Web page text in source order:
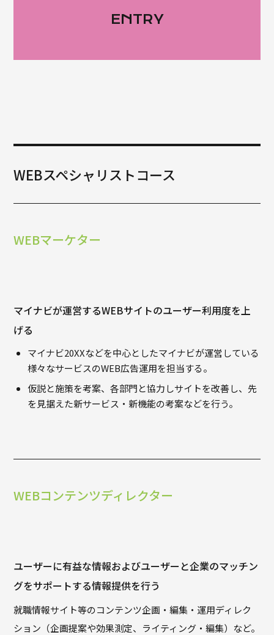
ENTRY
WEBスペシャリストコース
WEBマーケター
マイナビが運営するWEBサイトのユーザー利用度を上
げる
マイナビ20XXなどを中心としたマイナビが運営している
様々なサービスのWEB広告運用を担当する。
仮説と施策を考案、各部門と協力しサイトを改善し、先
を見据えた新サービス・新機能の考案などを行う。
WEBコンテンツディレクター
ユーザーに有益な情報およびユーザーと企業のマッチン
グをサポートする情報提供を行う
就職情報サイト等のコンテンツ企画・編集・運用ディレク
ション（企画提案や効果測定、ライティング・編集）など。